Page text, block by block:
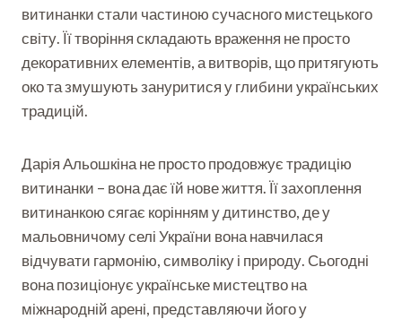
витинанки стали частиною сучасного мистецького
світу. Її творіння складають враження не просто
декоративних елементів, а витворів, що притягують
око та змушують зануритися у глибини українських
традицій.
Дарія Альошкіна не просто продовжує традицію
витинанки – вона дає їй нове життя. Її захоплення
витинанкою сягає корінням у дитинство, де у
мальовничому селі України вона навчилася
відчувати гармонію, символіку і природу. Сьогодні
вона позиціонує українське мистецтво на
міжнародній арені, представляючи його у